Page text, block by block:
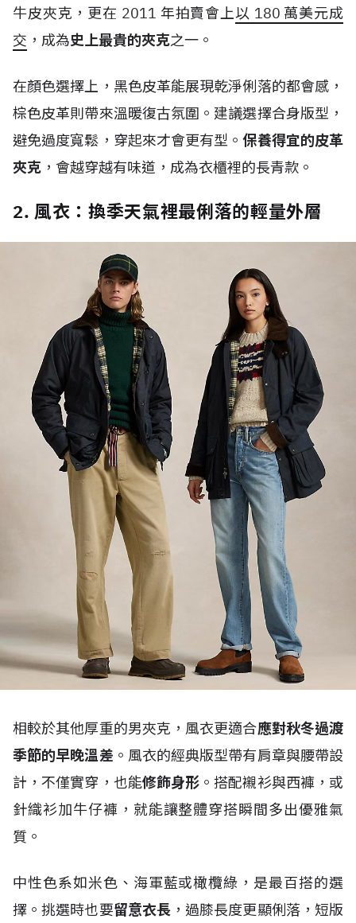
牛皮夾克，更在 2011 年拍賣會上以 180 萬美元成
交 ，成為史上最貴的夾克之一。
在顏色選擇上，黑色皮革能展現乾淨俐落的都會感，
棕色皮革則帶來溫暖復古氛圍。建議選擇合身版型，
避免過度寬鬆，穿起來才會更有型。保養得宜的皮革
夾克 ，會越穿越有味道，成為衣櫃裡的長青款。
2. 風衣：換季天氣裡最俐落的輕量外層
相較於其他厚重的男夾克，風衣更適合應對秋冬過渡
季節的早晚溫差 。風衣的經典版型帶有肩章與腰帶設
計，不僅實穿，也能修飾身形 。搭配襯衫與西褲，或
針織衫加牛仔褲，就能讓整體穿搭瞬間多出優雅氣
質。
中性色系如米色、海軍藍或橄欖綠，是最百搭的選
擇。挑選時也要留意衣長 ，過膝長度更顯俐落，短版